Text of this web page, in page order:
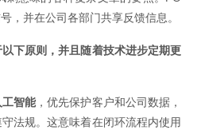
，并在公司各部门共享反馈信息。
下原则，并且随着技术进步定期更
智能，优先保护客户和公司数据，
法规。这意味着在闭环流程内使用